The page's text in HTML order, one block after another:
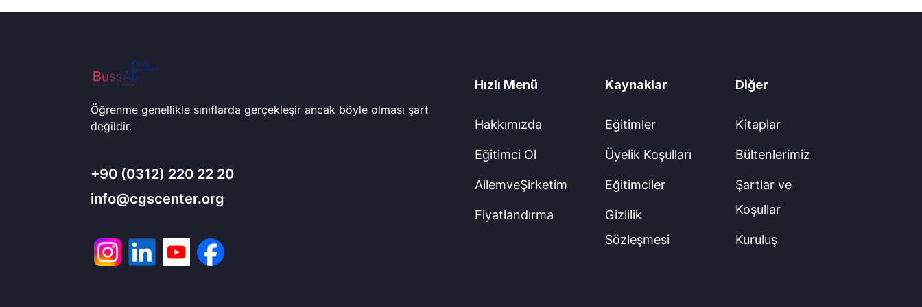
Öğrenme genellikle sınıflarda gerçekleşir ancak böyle olması şart
değildir.
+90 (0312) 220 22 20
info@cgscenter.org
Hızlı Menü
Hakkımızda
Eğitimci Ol
AilemveŞirketim
Fiyatlandırma
Kaynaklar
Eğitimler
Üyelik Koşulları
Eğitimciler
Gizlilik
Sözleşmesi
Diğer
Kitaplar
Bültenlerimiz
Şartlar ve
Koşullar
Kuruluş